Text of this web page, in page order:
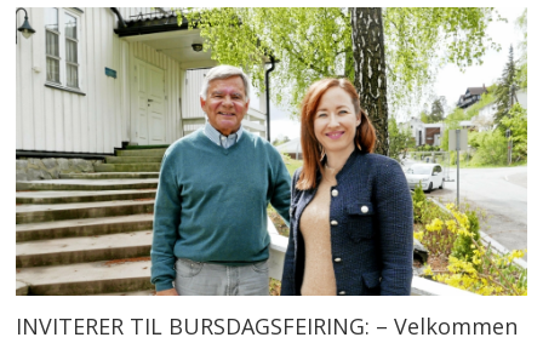
INVITERER TIL BURSDAGSFEIRING: – Velkommen